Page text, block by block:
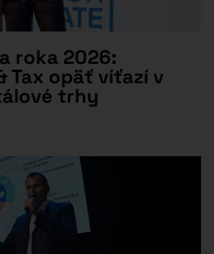
roka 2026:
Tax opäť víťazí v
trhy